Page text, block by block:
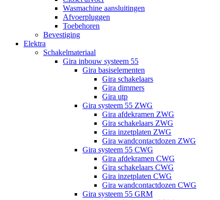
Wasmachine aansluitingen
Afvoerpluggen
Toebehoren
Bevestiging
Elektra
Schakelmateriaal
Gira inbouw systeem 55
Gira basiselementen
Gira schakelaars
Gira dimmers
Gira utp
Gira systeem 55 ZWG
Gira afdekramen ZWG
Gira schakelaars ZWG
Gira inzetplaten ZWG
Gira wandcontactdozen ZWG
Gira systeem 55 CWG
Gira afdekramen CWG
Gira schakelaars CWG
Gira inzetplaten CWG
Gira wandcontactdozen CWG
Gira systeem 55 GRM